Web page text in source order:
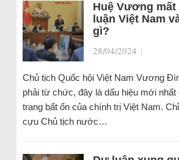
Huệ Vương
luận Việt Nam
gì?
28/04/2024 |
Chủ tịch Quốc hội Việt Nam Vương
phải từ chức, đây là dấu hiệu mới
trạng bất ổn của chính trị Việt Nam.
cựu Chủ tịch nước…